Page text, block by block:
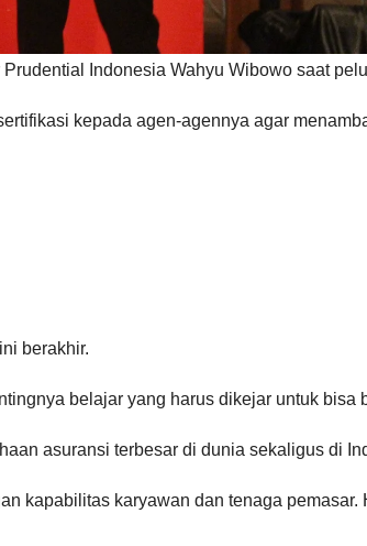
Indonesia Wahyu Wibowo saat
kepada agen-agennya agar
berakhir.
belajar yang harus dikejar untuk bisa
asuransi terbesar di dunia sekaligus di
kapabilitas karyawan dan tenaga